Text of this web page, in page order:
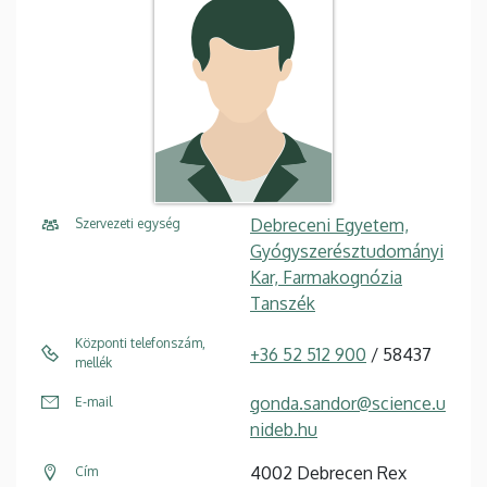
Szervezeti egység
Debreceni Egyetem,
Gyógyszerésztudományi
Kar, Farmakognózia
Tanszék
Központi telefonszám,
mellék
+36 52 512 900 / 58437
E-mail
gonda.sandor@science.u
nideb.hu
Cím
4002 Debrecen Rex